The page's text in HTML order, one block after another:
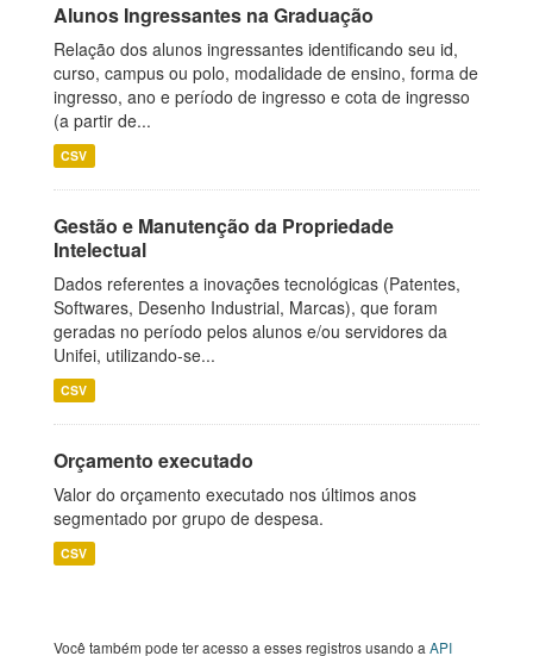
Alunos Ingressantes na Graduação
Relação dos alunos ingressantes identificando seu id,
curso, campus ou polo, modalidade de ensino, forma de
ingresso, ano e período de ingresso e cota de ingresso
(a partir de...
CSV
Gestão e Manutenção da Propriedade
Intelectual
Dados referentes a inovações tecnológicas (Patentes,
Softwares, Desenho Industrial, Marcas), que foram
geradas no período pelos alunos e/ou servidores da
Unifei, utilizando-se...
CSV
Orçamento executado
Valor do orçamento executado nos últimos anos
segmentado por grupo de despesa.
CSV
Você também pode ter acesso a esses registros usando a API